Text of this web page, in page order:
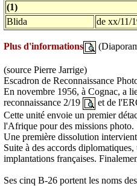
(1)
Blida
de xx/11/
Plus d'informations
(source Pierre Jarrige)
Escadron de Reconnaissance
En novembre 1956, à Cognac, a
reconnaissance 2/19
et de
Cette unité envoie un premier
l'Afrique pour des missions photo.
Une première dissolution
Suite à des accords
implantations françaises.
Ses cinq B-26 portent les noms